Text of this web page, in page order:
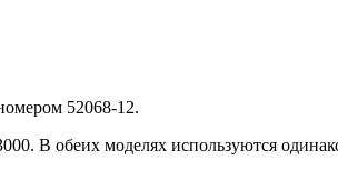
52068-12.
В обеих моделях используются